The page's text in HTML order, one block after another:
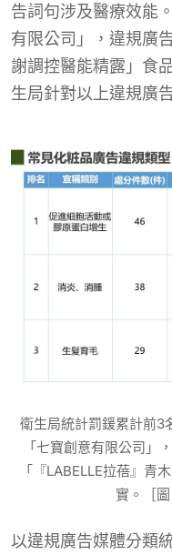
告詞句涉及醫療效能
有限公司」，違規廣
謝調控醫能精露」食
生局針對以上違規廣
衛生局統計罰鍰累計前3
「七寶創意有限公司」
「『LABELLE拉蓓』青
實。［圖
以違規廣告媒體分類